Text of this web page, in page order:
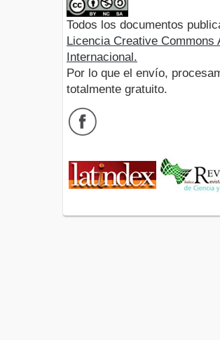
Todos los documentos
Licencia Creative
Internacional.
Por lo que el envío,
totalmente gratuito.